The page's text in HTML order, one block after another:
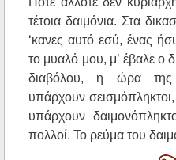
τέτοια δαιμόνια. Στα
‘κανες αυτό εσύ, ένας
το μυαλό μου, μ’ έβαλε
διαβόλου, η ώρα της
υπάρχουν σεισμόπληκτοι,
υπάρχουν
πολλοί. Το ρεύμα του